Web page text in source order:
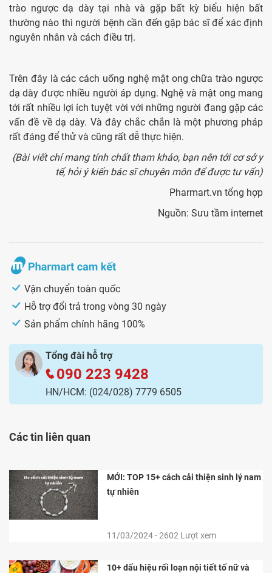
trào ngược dạ dày tại nhà và gặp bất kỳ biểu hiện bất
thường nào thì người bệnh cần đến gặp bác sĩ để xác định
nguyên nhân và cách điều trị.
Trên đây là các cách uống nghệ mật ong chữa trào ngược
dạ dày được nhiều người áp dụng. Nghệ và mật ong mang
tới rất nhiều lợi ích tuyệt vời với những người đang gặp các
vấn đề về dạ dày. Và đây chắc chắn là một phương pháp
rất đáng để thử và cũng rất dễ thực hiện.
(Bài viết chỉ mang tính chất tham khảo, bạn nên tới cơ sở y
tế, hỏi ý kiến bác sĩ chuyên môn để được tư vấn)
Pharmart.vn tổng hợp
Nguồn: Sưu tầm internet
Vận chuyển toàn quốc
Hỗ trợ đổi trả trong vòng 30 ngày
Sản phẩm chính hãng 100%
Tổng đài hỗ trợ
090 223 9428
HN/HCM: (024/028) 7779 6505
Các tin liên quan
MỚI: TOP 15+ cách cải thiện sinh lý nam
tự nhiên
11/03/2024 - 2602 Lượt xem
10+ dấu hiệu rối loạn nội tiết tố nữ và